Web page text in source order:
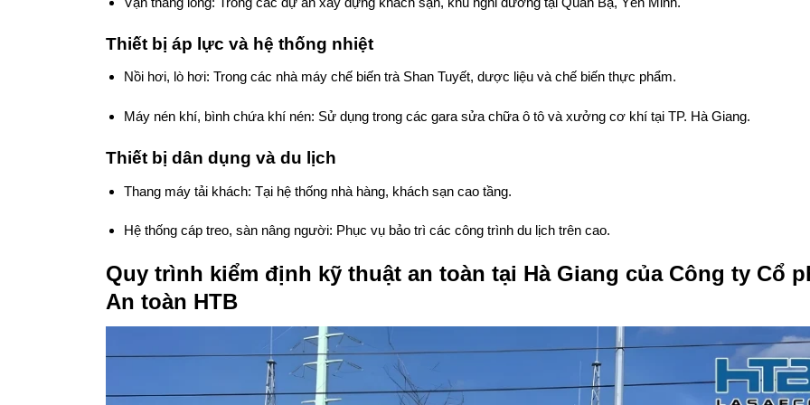
Thiết bị áp lực và hệ thống nhiệt
Nồi hơi, lò hơi: Trong các nhà máy chế biến trà Shan Tuyết, dược liệu và chế biến thực phẩm.
Máy nén khí, bình chứa khí nén: Sử dụng trong các gara sửa chữa ô tô và xưởng cơ khí tại TP. Hà Giang.
Thiết bị dân dụng và du lịch
Thang máy tải khách: Tại hệ thống nhà hàng, khách sạn cao tầng.
Hệ thống cáp treo, sàn nâng người: Phục vụ bảo trì các công trình du lịch trên cao.
Quy trình kiểm định kỹ thuật an toàn tại Hà Giang của Công ty Cổ
An toàn HTB